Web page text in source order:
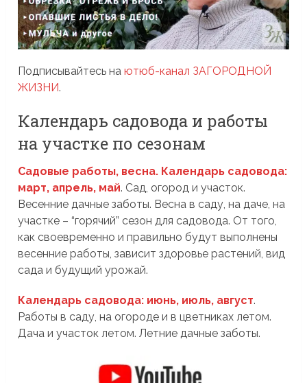
Подписывайтесь наютюб-канал ЗАГОРОДНОЙ
ЖИЗНИ.
Календарь садовода и работы
на участке по сезонам
Садовые работы, весна. Календарь садовода:
март, апрель, май. Сад, огород и участок.
Весенние дачные заботы. Весна в саду, на даче, на
участке – “горячий” сезон для садовода. От того,
как своевременно и правильно будут выполнены
весенние работы, зависит здоровье растений, вид
сада и будущий урожай.
Календарь садовода: июнь, июль, август.
Работы в саду, на огороде и в цветниках летом.
Дача и участок летом. Летние дачные заботы.